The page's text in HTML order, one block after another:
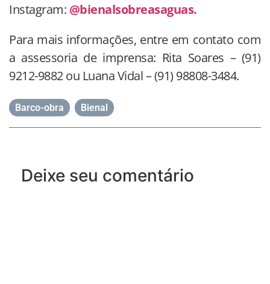
Instagram: @bienalsobreasaguas.
Para mais informações, entre em contato com
a assessoria de imprensa: Rita Soares – (91)
9212-9882 ou Luana Vidal – (91) 98808-3484.
Barco-obra Bienal
Deixe seu comentário